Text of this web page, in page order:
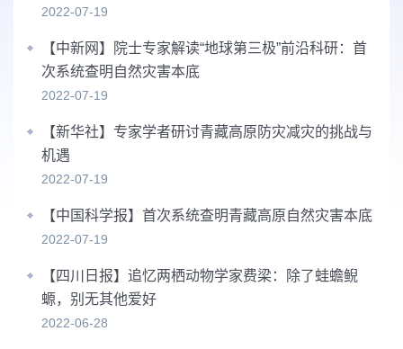
2022-07-19
【中新网】院士专家解读“地球第三极”前沿科研：首
次系统查明自然灾害本底
2022-07-19
【新华社】专家学者研讨青藏高原防灾减灾的挑战与
机遇
2022-07-19
【中国科学报】首次系统查明青藏高原自然灾害本底
2022-07-19
【四川日报】追忆两栖动物学家费梁：除了蛙蟾鲵
螈，别无其他爱好
2022-06-28